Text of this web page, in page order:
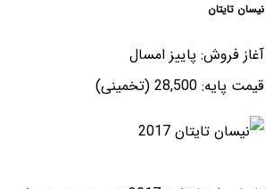
نیسان تایتان
آغاز فروش: پاییز امسال
قیمت پایه: 28,500 (تخمینی)